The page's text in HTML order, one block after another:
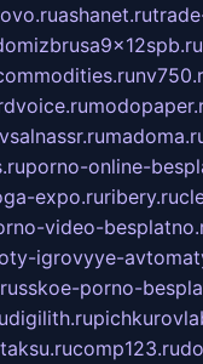
ashanet.ru
porno-online-
expo.ruribery.ru
video-
igrovyye-
russkoe-porno-
digilith.ru
taksu.rucomp123.ru